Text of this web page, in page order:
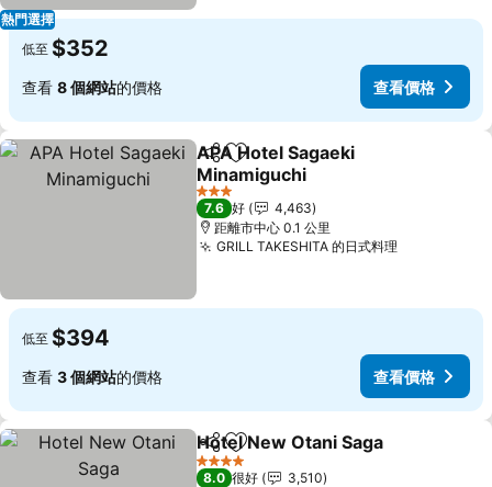
熱門選擇
低至 $352
查看 8 個網站的價格 查看價格
分享 放到收藏夾
APA Hotel Sagaeki
Minamiguchi
3 星級
7.6 好
4,463
距離市中心 0.1 公里
GRILL TAKESHITA 的日式料理
低至 $394
查看 3 個網站的價格 查看價格
分享 放到收藏夾
Hotel New Otani Saga
4 星級
8.0 很好
3,510